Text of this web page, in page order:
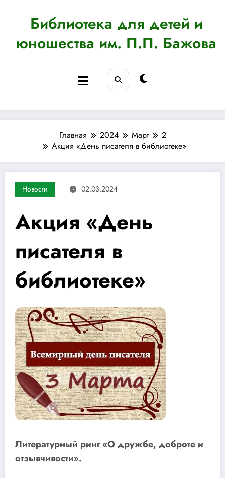
содержимомуБиблиотека для детей и
юношества им. П.П. Бажова
Главная 2024 Март
2
Акция «День писателя в библиотеке»
Новости 02.03.2024
Акция «День
писателя в
библиотеке»
Литературный ринг «О дружбе, доброте и
отзывчивости».